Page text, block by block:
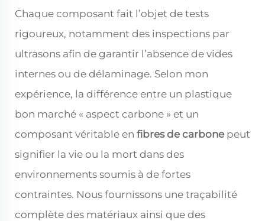
Chaque composant fait l’objet de tests
rigoureux, notamment des inspections par
ultrasons afin de garantir l’absence de vides
internes ou de délaminage. Selon mon
expérience, la différence entre un plastique
bon marché « aspect carbone » et un
composant véritable en fibres de carbone peut
signifier la vie ou la mort dans des
environnements soumis à de fortes
contraintes. Nous fournissons une traçabilité
complète des matériaux ainsi que des